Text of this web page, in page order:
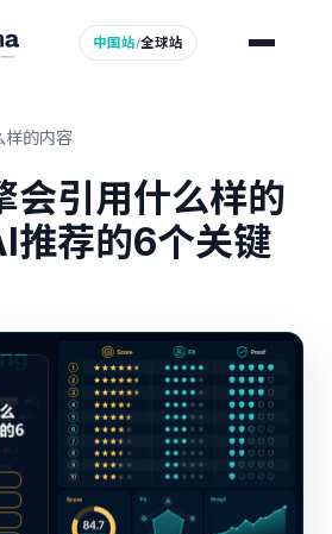
中国站/全球站
样的内容
会引用什么样的
推荐的6个关键